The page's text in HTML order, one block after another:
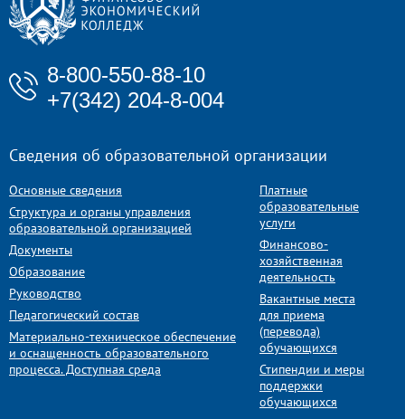
8-800-550-88-10
+7(342) 204-8-004
Сведения об образовательной организации
Основные сведения
Структура и органы управления
образовательной организацией
Документы
Образование
Руководство
Педагогический состав
Материально-техническое обеспечение
и оснащенность образовательного
процесса. Доступная среда
Платные
образовательные
услуги
Финансово-
хозяйственная
деятельность
Вакантные места
для приема
(перевода)
обучающихся
Стипендии и меры
поддержки
обучающихся